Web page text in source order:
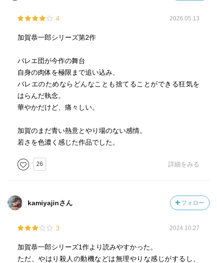
- 『幻夜』
犯罪と人間の心の闇を描く重厚な作品群。
3. ファンタジー・寓話系
- 『ナミヤ雑貨店の奇蹟』
- 『魔女と過ごした七日間』
温かい余韻と人生の示唆が残る物語。
東野作品は20作以上が映画・ドラマ化されており、
日本で最も映像化されている作家の一人です。
まとめ
る稀有な作家。
界の中心的存在です。
4 2026.05.13
加賀恭一郎シリーズ第2作
バレエ団が今作の舞台
自身の肉体を極限まで追い込み、
バレエのためならどんなことも捨てることができる狂気を
はらんだ執念。
華やかだけど、痛々しい。
加賀のまだ青い熱意とやり場のない感情。
若さを色濃く感じた作品でした。
26 詳細をみる
kamiyajinさん フォロー
3 2024.10.27
加賀恭一郎シリーズ1作より読みやすかった。
ただ、やはり殺人の動機などは無理やりな感じがするし、